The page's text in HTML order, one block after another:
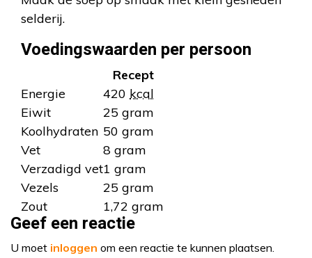
selderij.
Voedingswaarden per persoon
Recept
Energie
420 kcal
Eiwit
25 gram
Koolhydraten 50 gram
Vet
8 gram
Verzadigd vet1 gram
Vezels
25 gram
Zout
1,72 gram
Geef een reactie
U moet inloggen om een reactie te kunnen plaatsen.